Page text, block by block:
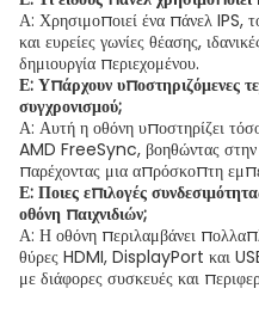
Α: Χρησιμοποιεί ένα πάνελ IPS,
και ευρείες γωνίες θέασης,
δημιουργία περιεχομένου.
Ε: Υπάρχουν υποστηριζόμενες
συγχρονισμού;
Α: Αυτή η οθόνη υποστηρίζει
AMD FreeSync, βοηθώντας στην
παρέχοντας μια απρόσκοπτη
Ε: Ποιες επιλογές
οθόνη παιχνιδιών;
Α: Η οθόνη περιλαμβάνει
θύρες HDMI, DisplayPort και
με διάφορες συσκευές και